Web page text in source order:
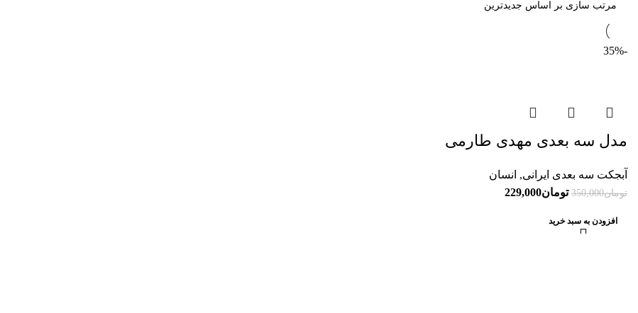
-35%
مدل سه بعدی مهدی طارمی
آبجکت سه بعدی ایرانی, انسان
تومان350,000 تومان229,000
افزودن به سبد خرید